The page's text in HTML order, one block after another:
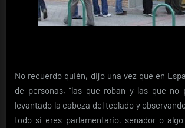
No recuerdo quién, dijo una vez que en
de personas, “las que roban y las que no
levantado la cabeza del teclado y
todo si eres parlamentario, senador o